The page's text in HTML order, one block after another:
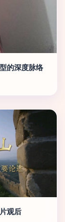
的深度脉络
观后